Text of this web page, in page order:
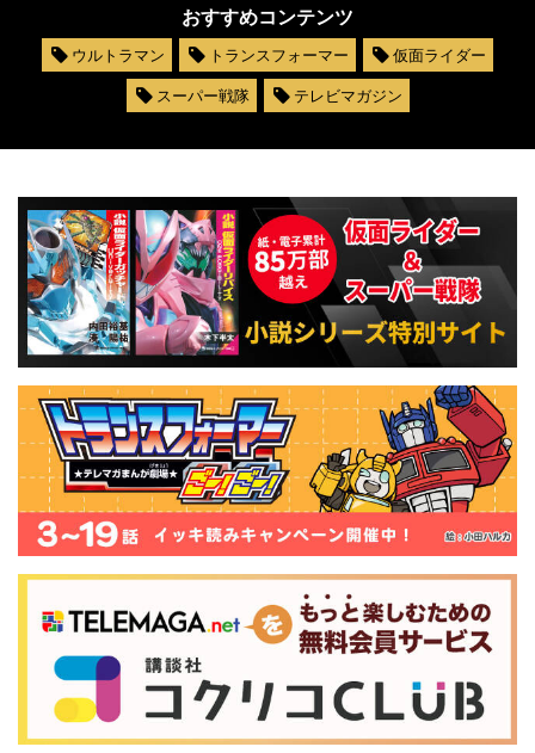
おすすめコンテンツ
ウルトラマン トランスフォーマー
仮面ライダー
スーパー戦隊
テレビマガジン